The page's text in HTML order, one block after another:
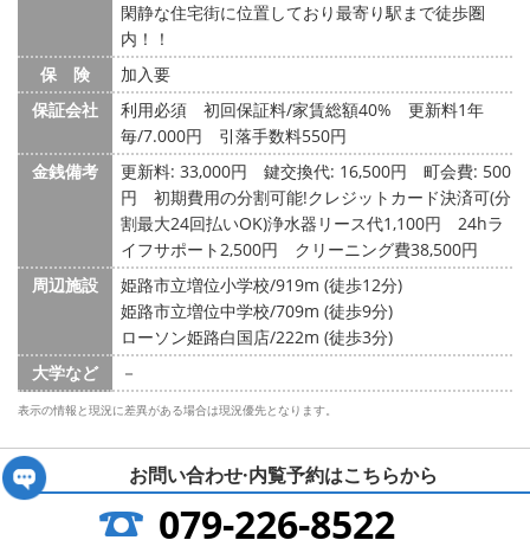
閑静な住宅街に位置しており最寄り駅まで徒歩圏
内！！
保 険
加入要
保証会社
利用必須 初回保証料/家賃総額40% 更新料1年
毎/7.000円 引落手数料550円
金銭備考
更新料: 33,000円 鍵交換代: 16,500円
町会費: 500
円
初期費用の分割可能!クレジットカード決済可(分
割最大24回払いOK)浄水器リース代1,100円 24hラ
イフサポート2,500円 クリーニング費38,500円
周辺施設
姫路市立増位小学校/919m (徒歩12分)
姫路市立増位中学校/709m (徒歩9分)
ローソン姫路白国店/222m (徒歩3分)
大学など
－
表示の情報と現況に差異がある場合は現況優先となります。
お問い合わせ·内覧予約はこちらから
079-226-8522